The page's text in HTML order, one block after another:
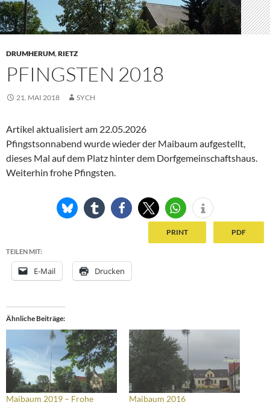
DRUMHERUM,RIETZ
PFINGSTEN 2018
21. MAI 2018 SYCH
Artikel aktualisiert am 22.05.2026
Pfingstsonnabend wurde wieder der Maibaum aufgestellt,
dieses Mal auf dem Platz hinter dem Dorfgemeinschaftshaus.
Weiterhin frohe Pfingsten.
PRINT PDF
TEILEN MIT:
E-Mail Drucken
Ähnliche Beiträge
Maibaum 2019 – Frohe
Maibaum 2016